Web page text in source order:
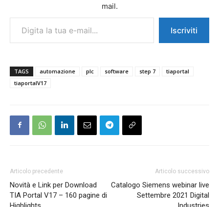
mail.
Digita la tua e-mail...
Iscriviti
TAGS automazione plc software step 7
tiaportal
tiaportalV17
Articolo precedente
Novità e Link per Download
TIA Portal V17 – 160 pagine di
Articolo successivo
Catalogo Siemens webinar live
Settembre 2021 Digital